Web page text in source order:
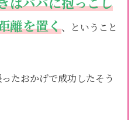
離を置く、ということ
たおかげで成功したそう